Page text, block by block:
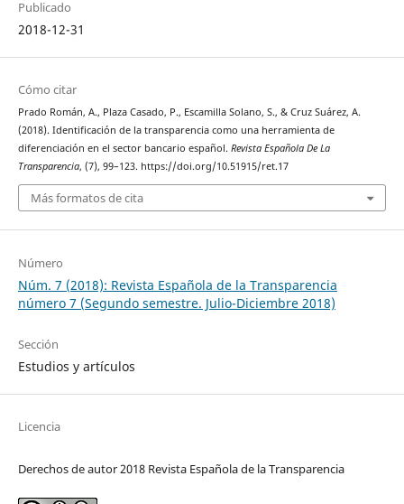
Publicado
2018-12-31
Cómo citar
Prado Román, A., Plaza Casado, P., Escamilla Solano, S., & Cruz Suárez, A.
(2018). Identificación de la transparencia como una herramienta de
diferenciación en el sector bancario español. Revista Española De La
Transparencia, (7), 99–123. https://doi.org/10.51915/ret.17
Más formatos de cita
Número
Núm. 7 (2018): Revista Española de la Transparencia
número 7 (Segundo semestre. Julio-Diciembre 2018)
Sección
Estudios y artículos
Licencia
Derechos de autor 2018 Revista Española de la Transparencia